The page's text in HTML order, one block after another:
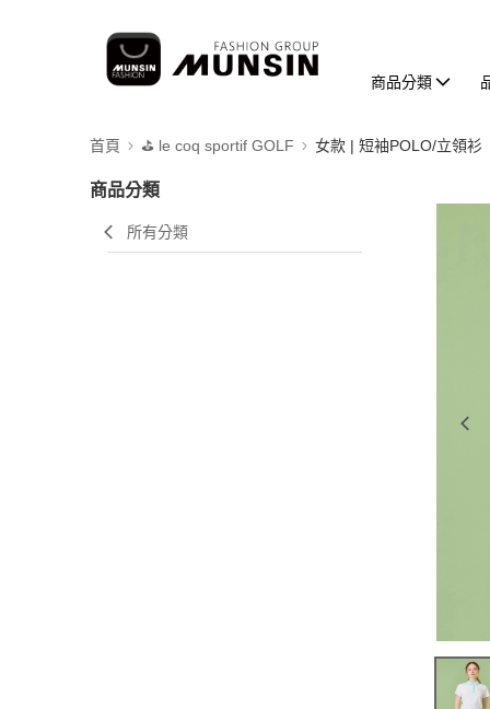
商品分類
首頁 ⛳️ le coq sportif GOLF 女款 | 短袖POLO/立領衫
商品分類
所有分類